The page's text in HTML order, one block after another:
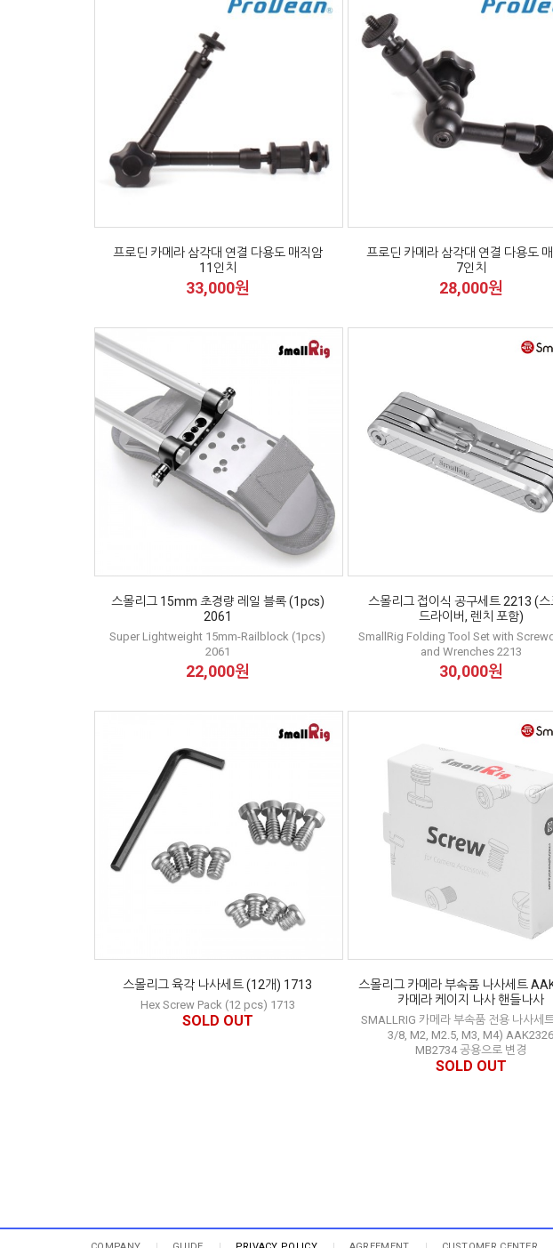
프로딘 카메라 삼각대 연결 다용도 매직암
11인치
33,000원
프로딘 카메라 삼각대 연결 다용도
7인치
28,000원
스몰리그 15mm 초경량 레일 블록 (1pcs)
2061
Super Lightweight 15mm-Railblock (1pcs)
2061
22,000원
스몰리그 접이식 공구세트 2213 (스
드라이버, 렌치 포함)
SmallRig Folding Tool Set with
and Wrenches 2213
30,000원
스몰리그 육각 나사세트 (12개) 1713
Hex Screw Pack (12 pcs) 1713
SOLD OUT
스몰리그 카메라 부속품 나사세트
카메라 케이지 나사 핸들나사
SMALLRIG 카메라 부속품 전용 나사세
3/8, M2, M2.5, M3, M4) AAK2326
MB2734 공용으로 변경
SOLD OUT